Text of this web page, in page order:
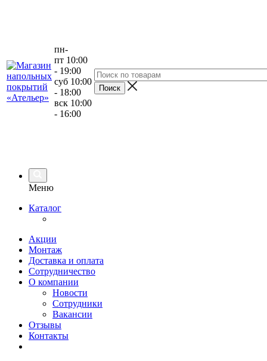
пн-
пт 10:00
- 19:00
суб 10:00
- 18:00
вск 10:00
- 16:00
Меню
Каталог
Акции
Монтаж
Доставка и оплата
Сотрудничество
О компании
Новости
Сотрудники
Вакансии
Отзывы
Контакты